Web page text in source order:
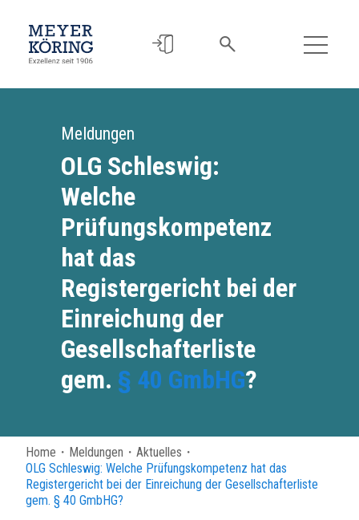
Meldungen
OLG Schleswig:
Welche
Prüfungskompetenz
hat das
Registergericht bei der
Einreichung der
Gesellschafterliste
gem. § 40 GmbHG?
Home ・ Meldungen ・ Aktuelles ・
OLG Schleswig: Welche Prüfungskompetenz hat das
Registergericht bei der Einreichung der Gesellschafterliste
gem. § 40 GmbHG?